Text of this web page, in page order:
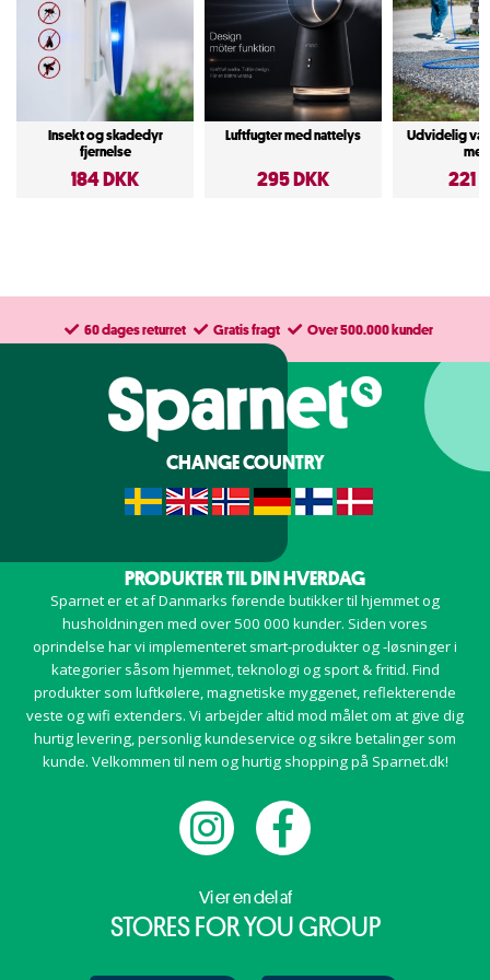
Insekt og skadedyr
fjernelse
184 DKK
Luftfugter med nattelys
295 DKK
Udvidelig
221
60 dages returret Gratis fragt Over 500.000 kunder
CHANGE COUNTRY
PRODUKTER TIL DIN HVERDAG
Sparnet er et af Danmarks førende butikker til hjemmet og
husholdningen med over 500 000 kunder. Siden vores
oprindelse har vi implementeret smart-produkter og -løsninger i
kategorier såsom hjemmet, teknologi og sport & fritid. Find
produkter som luftkølere, magnetiske myggenet, reflekterende
veste og wifi extenders. Vi arbejder altid mod målet om at give dig
hurtig levering, personlig kundeservice og sikre betalinger som
kunde. Velkommen til nem og hurtig shopping på Sparnet.dk!
Vi er en del af
STORES FOR YOU GROUP